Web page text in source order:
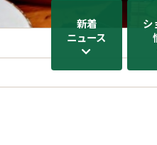
新着
ニュース
シ